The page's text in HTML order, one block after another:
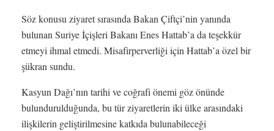
Söz konusu ziyaret sırasında Bakan Çiftçi’nin yanında
bulunan Suriye İçişleri Bakanı Enes Hattab’a da teşekkür
etmeyi ihmal etmedi. Misafirperverliği için Hattab’a özel bir
şükran sundu.
Kasyun Dağı’nın tarihi ve coğrafi önemi göz önünde
bulundurulduğunda, bu tür ziyaretlerin iki ülke arasındaki
ilişkilerin geliştirilmesine katkıda bulunabileceği